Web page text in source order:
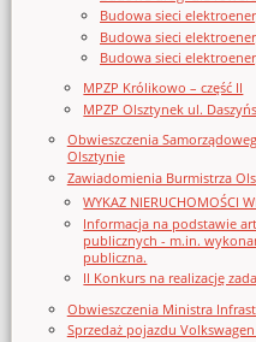
Budowa sieci
Budowa sieci
Budowa sieci
MPZP Królikowo – część II
MPZP Olsztynek ul.
Obwieszczenia
Olsztynie
Zawiadomienia Burmistrza
WYKAZ NIERUCHOMOŚCI
Informacja na podstawie
publicznych - m.in.
publiczna.
II Konkurs na realizację
Obwieszczenia Ministra
Sprzedaż pojazdu